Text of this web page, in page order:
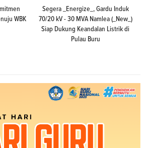
WBK
Segera _Energize_, Gardu Induk
70/20 kV - 30 MVA Namlea (_New_)
Siap Dukung Keandalan Listrik di
Pulau Buru